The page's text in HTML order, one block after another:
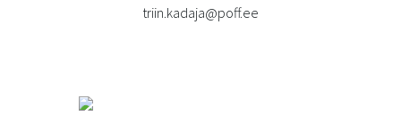
triin.kadaja@poff.ee